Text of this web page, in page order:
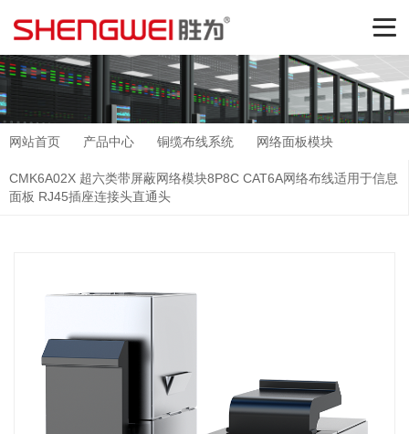
网站首页 产品中心 铜缆布线系统 网络面板模块
CMK6A02X 超六类带屏蔽网络模块8P8C CAT6A网络布线适用于信息
面板 RJ45插座连接头直通头